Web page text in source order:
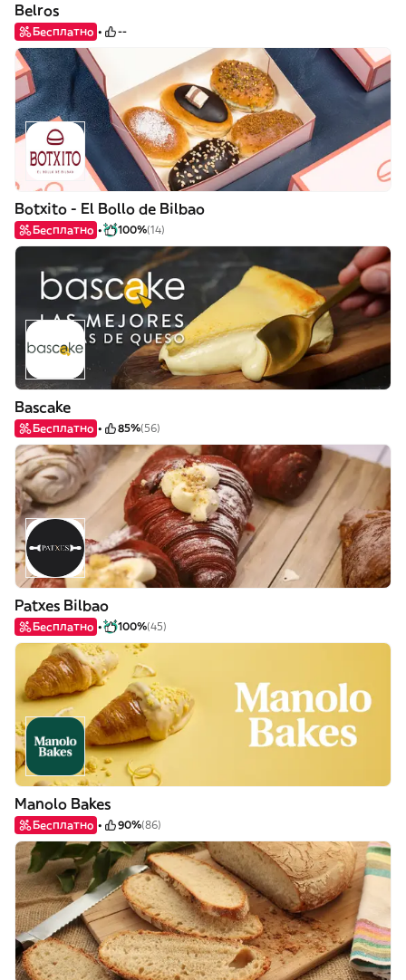
Belros
Бесплатно --
Botxito - El Bollo de Bilbao
Бесплатно 100%(14)
Bascake
Бесплатно 85%(56)
Patxes Bilbao
Бесплатно 100%(45)
Manolo Bakes
Бесплатно 90%(86)